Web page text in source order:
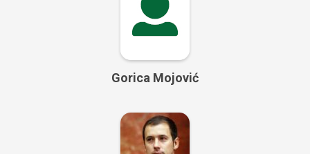
Gorica Mojović